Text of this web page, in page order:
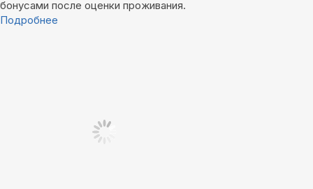
бонусами после оценки проживания.
Подробнее